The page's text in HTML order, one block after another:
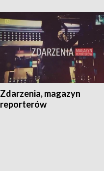
Zdarzenia, magazyn
reporterów